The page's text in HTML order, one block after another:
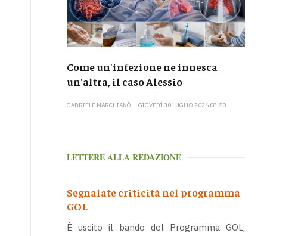
Come un'infezione ne innesca
un'altra, il caso Alessio
GABRIELE MARCHIANÒ GIOVEDÌ 30 LUGLIO 2026 08:50
LETTERE ALLA REDAZIONE
Segnalate criticità nel programma
GOL
È uscito il bando del Programma GOL,